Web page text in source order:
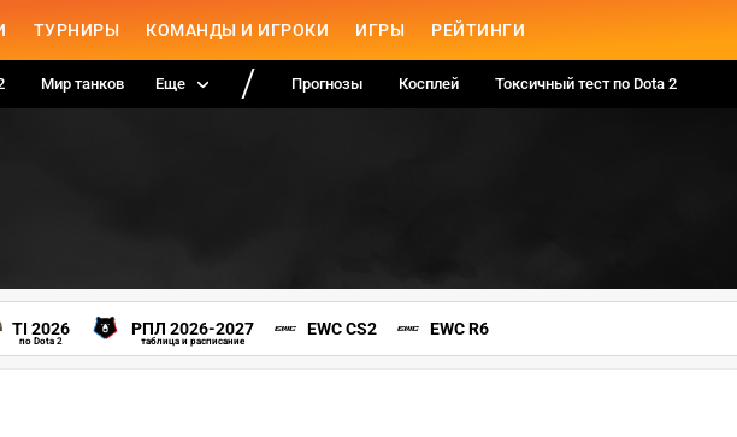
ТУРНИРЫ КОМАНДЫ И ИГРОКИ ИГРЫ РЕЙТИНГИ
Мир танков Еще Прогнозы Косплей Токсичный тест по Dota 2
TI 2026
по Dota 2
РПЛ 2026-2027
таблица и расписание
EWC CS2 EWC R6